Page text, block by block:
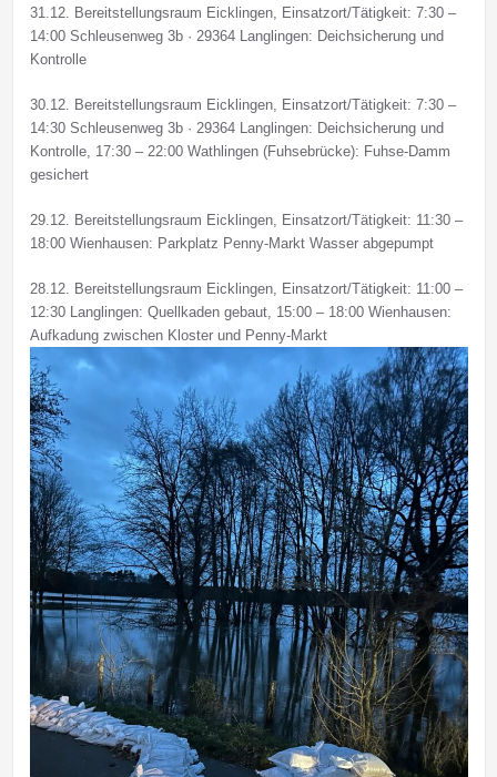
31.12. Bereitstellungsraum Eicklingen, Einsatzort/Tätigkeit: 7:30 –
14:00 Schleusenweg 3b · 29364 Langlingen: Deichsicherung und
Kontrolle
30.12. Bereitstellungsraum Eicklingen, Einsatzort/Tätigkeit: 7:30 –
14:30 Schleusenweg 3b · 29364 Langlingen: Deichsicherung und
Kontrolle, 17:30 – 22:00 Wathlingen (Fuhsebrücke): Fuhse-Damm
gesichert
29.12. Bereitstellungsraum Eicklingen, Einsatzort/Tätigkeit: 11:30 –
18:00 Wienhausen: Parkplatz Penny-Markt Wasser abgepumpt
28.12. Bereitstellungsraum Eicklingen, Einsatzort/Tätigkeit: 11:00 –
12:30 Langlingen: Quellkaden gebaut, 15:00 – 18:00 Wienhausen:
Aufkadung zwischen Kloster und Penny-Markt